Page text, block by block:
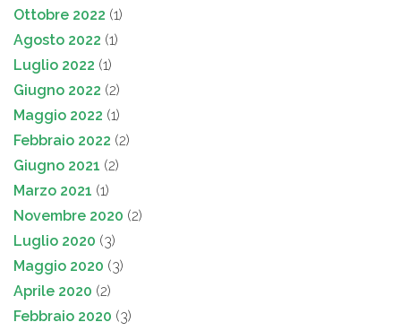
Ottobre 2022 (1)
Agosto 2022 (1)
Luglio 2022 (1)
Giugno 2022 (2)
Maggio 2022 (1)
Febbraio 2022 (2)
Giugno 2021 (2)
Marzo 2021 (1)
Novembre 2020 (2)
Luglio 2020 (3)
Maggio 2020 (3)
Aprile 2020 (2)
Febbraio 2020 (3)